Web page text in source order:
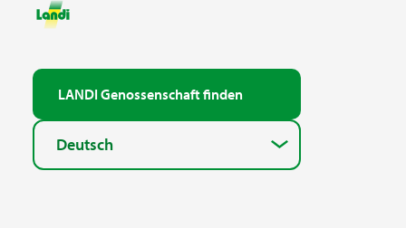
LANDI Genossenschaft finden
Deutsch